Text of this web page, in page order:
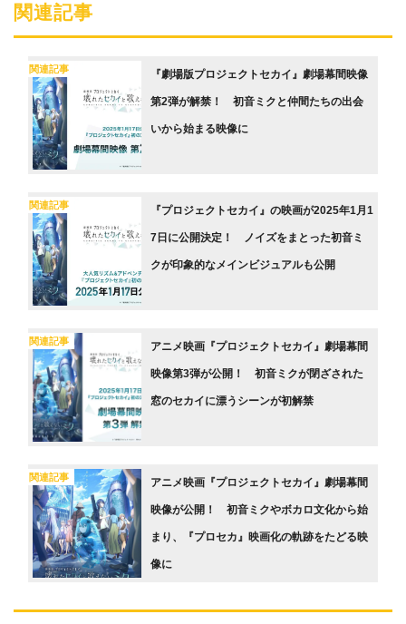
関連記事
関連記事 『劇場版プロジェクトセカイ』劇場幕間映像
第2弾が解禁！ 初音ミクと仲間たちの出会
いから始まる映像に
関連記事 『プロジェクトセカイ』の映画が2025年1月1
7日に公開決定！ ノイズをまとった初音ミ
クが印象的なメインビジュアルも公開
関連記事 アニメ映画『プロジェクトセカイ』劇場幕間
映像第3弾が公開！ 初音ミクが閉ざされた
窓のセカイに漂うシーンが初解禁
関連記事 アニメ映画『プロジェクトセカイ』劇場幕間
映像が公開！ 初音ミクやボカロ文化から始
まり、『プロセカ』映画化の軌跡をたどる映
像に